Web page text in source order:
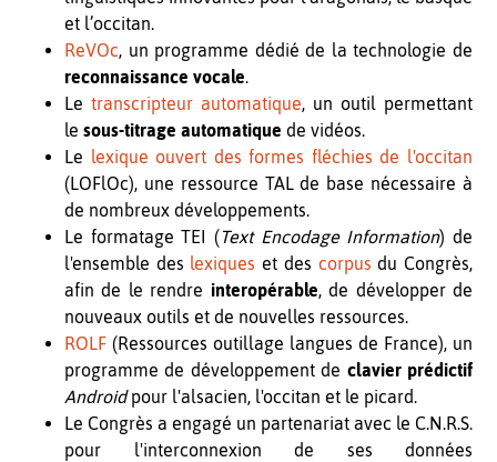
et l’occitan.
ReVOc, un programme dédié de la technologie de
reconnaissance vocale.
Le transcripteur automatique, un outil permettant
le sous-titrage automatique de vidéos.
Le lexique ouvert des formes fléchies de l'occitan
(LOFlOc), une ressource TAL de base nécessaire à
de nombreux développements.
Le formatage TEI (Text Encodage Information) de
l'ensemble des lexiqueset des corpusdu Congrès,
afin de le rendre interopérable, de développer de
nouveaux outils et de nouvelles ressources.
ROLF (Ressources outillage langues de France), un
programme de développement de clavier prédictif
Androidpour l'alsacien, l'occitan et le picard.
Le Congrès a engagé un partenariat avec le C.N.R.S.
pour l'interconnexion de ses données